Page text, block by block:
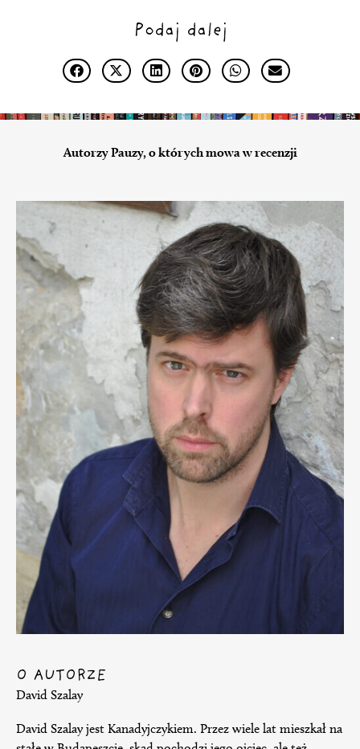
Podaj dalej
Autorzy Pauzy, o których mowa w recenzji
O AUTORZE
David Szalay
David Szalay jest Kanadyjczykiem. Przez wiele lat mieszkał na